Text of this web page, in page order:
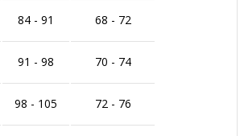
84 - 91 68 - 72
91 - 98 70 - 74
98 - 105 72 - 76